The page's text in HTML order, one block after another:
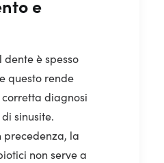
e
dente è spesso
questo rende
diagnosi
sinusite.
precedenza, la
non serve a